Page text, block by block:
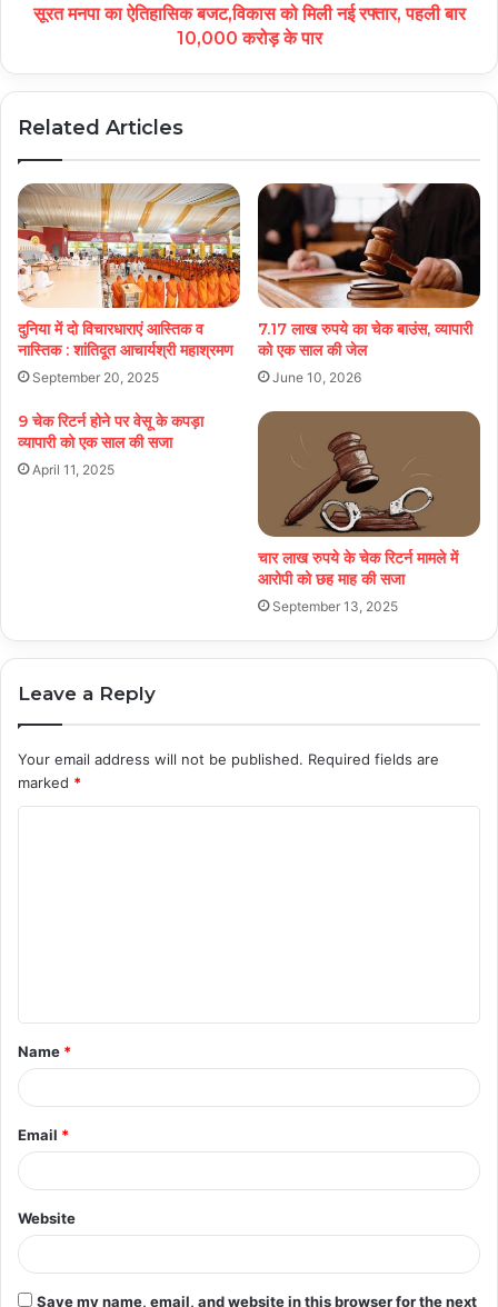
सूरत मनपा का ऐतिहासिक बजट,विकास को मिली नई रफ्तार, पहली बार
10,000 करोड़ के पार
Related Articles
दुनिया में दो विचारधाराएं आस्तिक व
नास्तिक : शांतिदूत आचार्यश्री महाश्रमण
September 20, 2025
7.17 लाख रुपये का चेक बाउंस, व्यापारी
को एक साल की जेल
June 10, 2026
9 चेक रिटर्न होने पर वेसू के कपड़ा
व्यापारी को एक साल की सजा
April 11, 2025
चार लाख रुपये के चेक रिटर्न मामले में
आरोपी को छह माह की सजा
September 13, 2025
Leave a Reply
Your email address will not be published. Required fields are
marked *
t
*
Name *
Email *
Website
Save my name, email, and website in this browser for the next